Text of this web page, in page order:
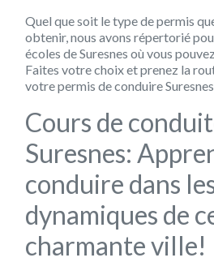
Quel que soit le type de permis
obtenir, nous avons répertorié
écoles de Suresnes où vous
Faites votre choix et prenez la
votre permis de conduire
Cours de
Suresnes:
conduire dans
dynamiques de
charmante ville!